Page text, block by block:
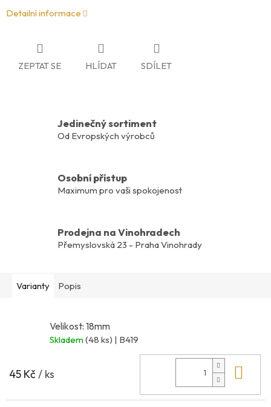
Detailní informace
ZEPTAT SE HLÍDAT SDÍLET
Jedinečný sortiment
Od Evropských výrobců
Osobní přístup
Maximum pro vaši spokojenost
Prodejna na Vinohradech
Přemyslovská 23 - Praha Vinohrady
Varianty Popis
Velikost: 18mm
Skladem(48 ks) | B419
45 Kč/ ks